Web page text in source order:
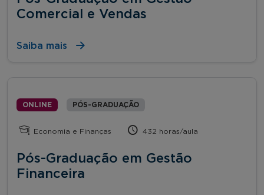
Comercial e Vendas
Saiba mais
ONLINE PÓS-GRADUAÇÃO
Economia e Finanças 432 horas/aula
Pós-Graduação em Gestão
Financeira